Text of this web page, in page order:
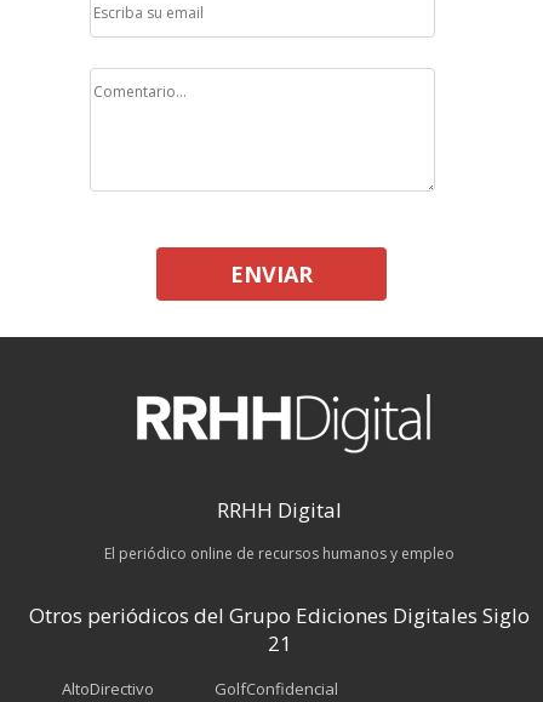
ENVIAR
RRHH Digital
El periódico online de recursos humanos y empleo
Otros periódicos del Grupo Ediciones Digitales Siglo
21
AltoDirectivo GolfConfidencial